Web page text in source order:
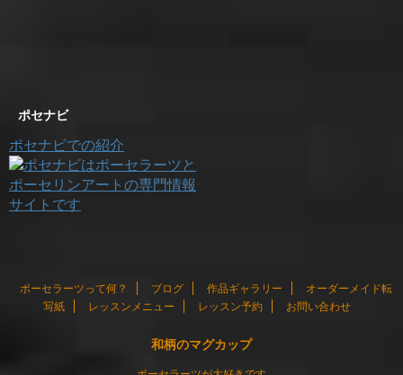
ポセナビ
ポセナビでの紹介
ポーセラーツって何？ ブログ 作品ギャラリー
オーダーメイド転
写紙
レッスンメニュー レッスン予約 お問い合わせ
和柄のマグカップ